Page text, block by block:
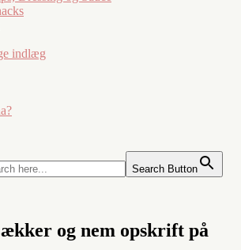
indlæg
Search Button
og nem opskrift på